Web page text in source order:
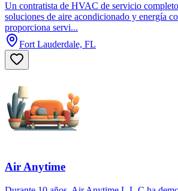
Un contratista de HVAC de servicio
soluciones de aire acondicionado y energía
proporciona servi...
Fort Lauderdale, FL
Air Anytime